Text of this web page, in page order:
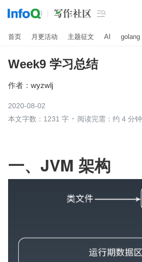

首页 月更活动 主题征文 AI golang
Week9 学习总结
作者： wyzwlj
2020-08-02
本文字数：1231 字
阅读完需：约 4 分钟
一、JVM 架构